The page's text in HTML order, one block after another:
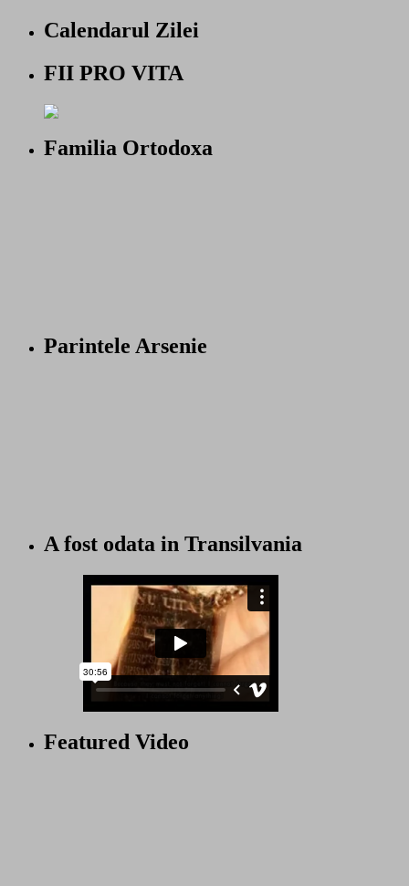
Calendarul Zilei
FII PRO VITA
Familia Ortodoxa
Parintele Arsenie
A fost odata in Transilvania
Featured Video